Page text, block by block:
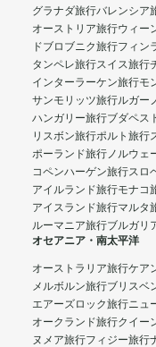
グラナダ旅行バレンシア
オーストリア旅行ウィー
ドブロブニク旅行フィン
タンペレ旅行スイス旅行
インターラーケン旅行モ
サンモリッツ旅行ルガー
ハンガリー旅行ブダペス
リスボン旅行ポルト旅行
ポーランド旅行ノルウェ
コペンハーゲン旅行スロ
アイルランド旅行モナコ
アイスランド旅行マルタ
ルーマニア旅行ブルガリ
オセアニア・南太平洋
オーストラリア旅行ケア
メルボルン旅行ブリスベ
エアーズロック旅行ニュ
オークランド旅行クイー
ヌメア旅行フィジー旅行